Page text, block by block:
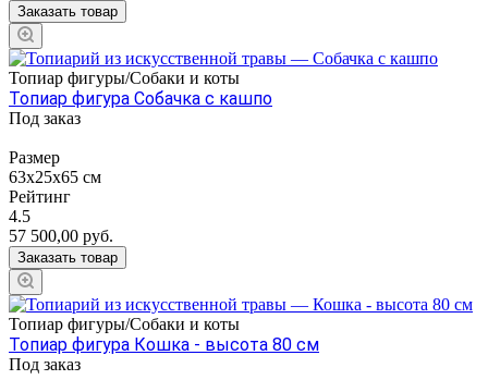
Заказать товар
Топиар фигуры/Собаки и коты
Топиар фигура Собачка с кашпо
Под заказ
Размер
63x25x65 см
Рейтинг
4.5
57 500,00 руб.
Заказать товар
Топиар фигуры/Собаки и коты
Топиар фигура Кошка - высота 80 см
Под заказ